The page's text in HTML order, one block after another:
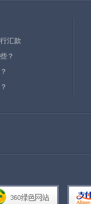
汇款
？